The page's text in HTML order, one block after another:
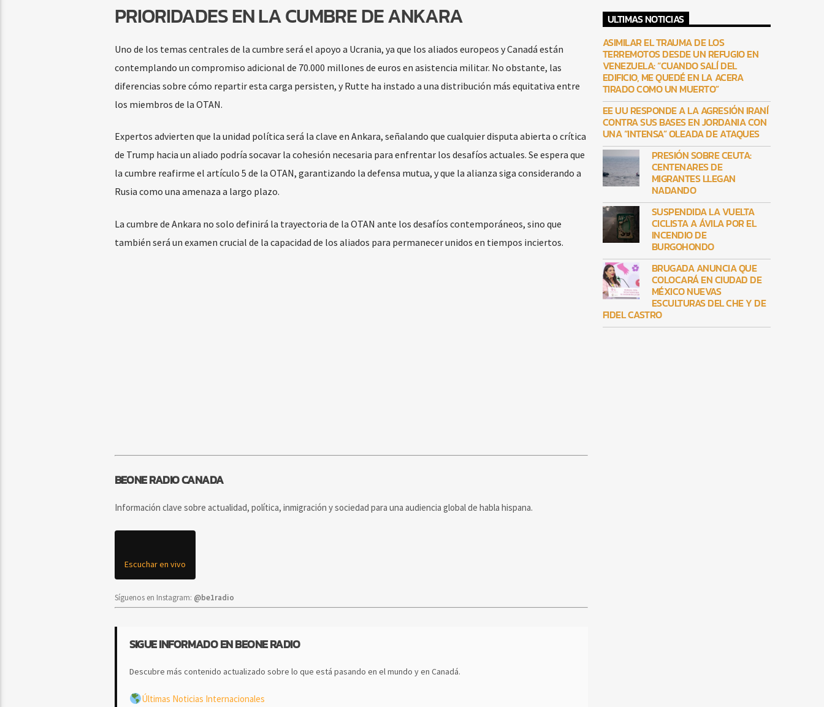
PRIORIDADES EN LA CUMBRE DE ANKARA
Uno de los temas centrales de la cumbre será el apoyo a Ucrania, ya que los aliados europeos y Canadá están
contemplando un compromiso adicional de 70.000 millones de euros en asistencia militar. No obstante, las
diferencias sobre cómo repartir esta carga persisten, y Rutte ha instado a una distribución más equitativa entre
los miembros de la OTAN.
Expertos advierten que la unidad política será la clave en Ankara, señalando que cualquier disputa abierta o crítica
de Trump hacia un aliado podría socavar la cohesión necesaria para enfrentar los desafíos actuales. Se espera que
la cumbre reafirme el artículo 5 de la OTAN, garantizando la defensa mutua, y que la alianza siga considerando a
Rusia como una amenaza a largo plazo.
La cumbre de Ankara no solo definirá la trayectoria de la OTAN ante los desafíos contemporáneos, sino que
también será un examen crucial de la capacidad de los aliados para permanecer unidos en tiempos inciertos.
BEONE RADIO CANADA
Información clave sobre actualidad, política, inmigración y sociedad para una audiencia global de habla hispana.
Escuchar en vivo
Síguenos en Instagram: @be1radio
SIGUE INFORMADO EN BEONE RADIO
Descubre más contenido actualizado sobre lo que está pasando en el mundo y en Canadá.
Últimas Noticias Internacionales
ULTIMAS NOTICIAS
ASIMILAR EL TRAUMA DE LOS
TERREMOTOS DESDE UN REFUGIO EN
VENEZUELA: “CUANDO SALÍ DEL
EDIFICIO, ME QUEDÉ EN LA ACERA
TIRADO COMO UN MUERTO”
EE UU RESPONDE A LA AGRESIÓN IRANÍ
CONTRA SUS BASES EN JORDANIA CON
UNA “INTENSA” OLEADA DE ATAQUES
PRESIÓN SOBRE CEUTA:
CENTENARES DE
MIGRANTES LLEGAN
NADANDO
SUSPENDIDA LA VUELTA
CICLISTA A ÁVILA POR EL
INCENDIO DE
BURGOHONDO
BRUGADA ANUNCIA QUE
COLOCARÁ EN CIUDAD DE
MÉXICO NUEVAS
ESCULTURAS DEL CHE Y DE
FIDEL CASTRO